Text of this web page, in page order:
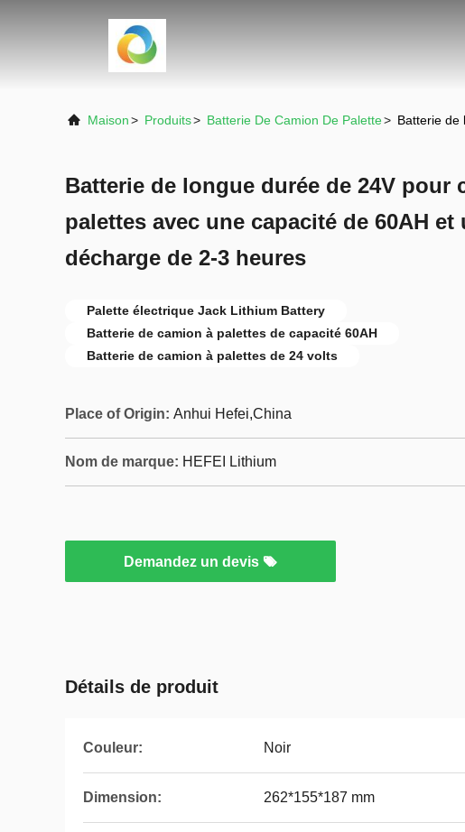
Maison> Produits> Batterie De Camion De Palette> Batterie de
Batterie de longue durée de 24V pour
palettes avec une capacité de 60AH et
décharge de 2-3 heures
Palette électrique Jack Lithium Battery
Batterie de camion à palettes de capacité 60AH
Batterie de camion à palettes de 24 volts
Place of Origin: Anhui Hefei,China
Nom de marque: HEFEI Lithium
Demandez un devis
Détails de produit
Couleur: Noir
Dimension: 262*155*187 mm